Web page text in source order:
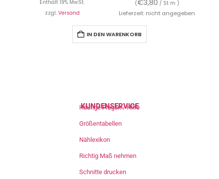
Enthält 19% MwSt. (
/ St m )
zzgl. Versand Lieferzeit: nicht angegeben
IN DEN WARENKORB
KUNDENSERVICE
Häufige Fragen / Hilfe
Größentabellen
Nählexikon
Richtig Maß nehmen
Schnitte drucken